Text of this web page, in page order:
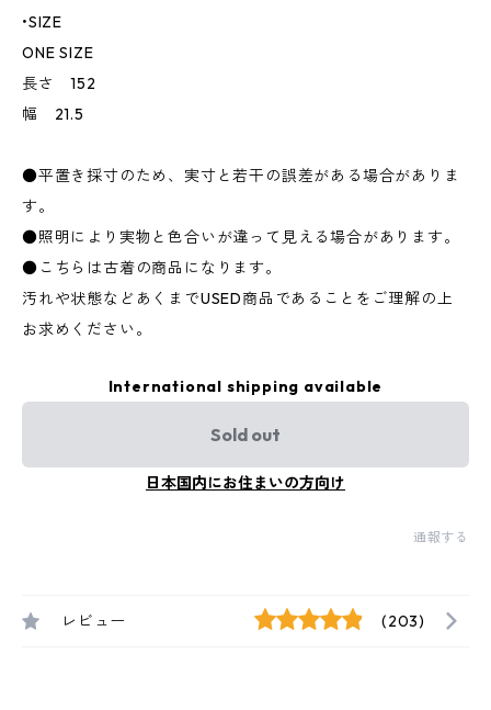
•SIZE
ONE SIZE
長さ 152
幅 21.5
●平置き採寸のため、実寸と若干の誤差がある場合がありま
す。
●照明により実物と色合いが違って見える場合があります。
●こちらは古着の商品になります。
汚れや状態などあくまでUSED商品であることをご理解の上
お求めください。
International shipping available
Sold out
日本国内にお住まいの方向け
通報する
レビュー (203)